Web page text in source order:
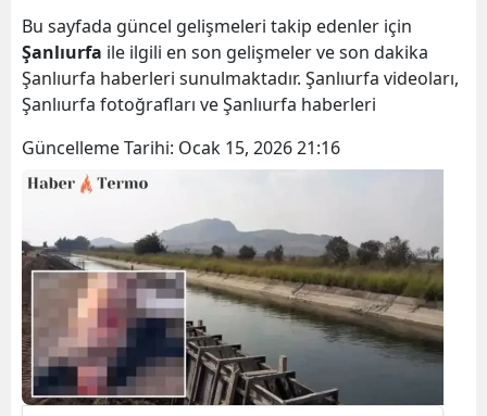
Bu sayfada güncel gelişmeleri takip edenler için
Şanlıurfa ile ilgili en son gelişmeler ve son dakika
Şanlıurfa haberleri sunulmaktadır. Şanlıurfa videoları,
Şanlıurfa fotoğrafları ve Şanlıurfa haberleri
Güncelleme Tarihi: Ocak 15, 2026 21:16